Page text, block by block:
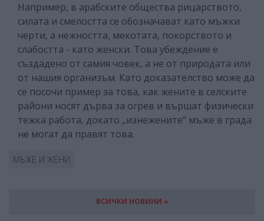
Например, в арабските общества рицарството,
силата и смелостта се обозначават като мъжки
черти, а нежността, мекотата, покорството и
слабостта - като женски. Това убеждение е
създадено от самия човек, а не от природата или
от нашия организъм. Като доказателство може да
се посочи пример за това, как жените в селските
райони носят дърва за огрев и вършат физически
тежка работа, докато „изнежените“ мъже в града
не могат да правят това.
МЪЖЕ И ЖЕНИ
ВСИЧКИ НОВИНИ »